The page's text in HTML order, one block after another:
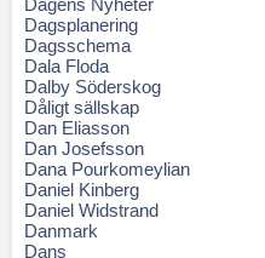
Dagens Nyheter
Dagsplanering
Dagsschema
Dala Floda
Dalby Söderskog
Dåligt sällskap
Dan Eliasson
Dan Josefsson
Dana Pourkomeylian
Daniel Kinberg
Daniel Widstrand
Danmark
Dans